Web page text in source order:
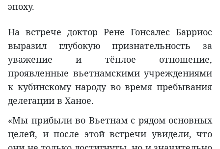
эпоху.
На встрече доктор Рене Гонсалес Барриос
выразил глубокую признательность за
уважение и тёплое отношение,
проявленные вьетнамскими учреждениями
к кубинскому народу во время пребывания
делегации в Ханое.
«Мы прибыли во Вьетнам с рядом основных
целей, и после этой встречи увидели, что